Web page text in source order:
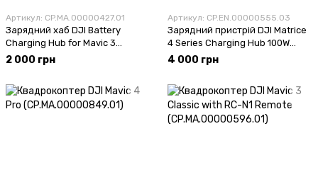
Артикул: CP.MA.00000427.01
Зарядний хаб DJI Battery
Charging Hub for Mavic 3
(CP.MA.00000427.01)
2 000 грн
Артикул: CP.EN.00000555.03
Зарядний пристрій DJI Matrice
4 Series Charging Hub 100W
(CP.EN.00000555.03)
4 000 грн